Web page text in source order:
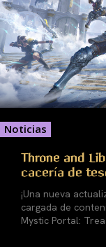
Noticias
Throne and
cacería de
¡Una nueva
cargada de
Mystic Portal: